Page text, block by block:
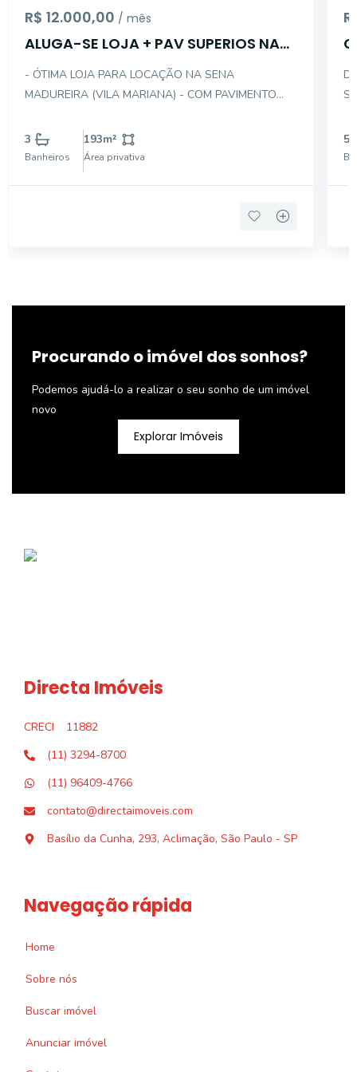
R$ 12.000,00 / mês
ALUGA-SE LOJA + PAV SUPERIOS NA
RUA SENA MADUREIRA
- ÓTIMA LOJA PARA LOCAÇÃO NA SENA
MADUREIRA (VILA MARIANA) - COM PAVIMENTO
DESCRIÇÃO INTERNA DO IMÓVEL: - PAVIMENTO
TÉRREO . LOJA COM ÓTIMO ACABAMENTO (ANTIGA
KOPENHAGEN) PODE SER UTILIZADO ESSE
3
Banheiros
193m²
Área privativa
5
Procurando o imóvel dos sonhos?
Podemos ajudá-lo a realizar o seu sonho de um imóvel
novo
Explorar Imóveis
Directa Imóveis
CRECI
11882
(11) 3294-8700
(11) 96409-4766
contato@directaimoveis.com
Basílio da Cunha, 293, Aclimação, São Paulo - SP
Navegação rápida
Home
Sobre nós
Buscar imóvel
Anunciar imóvel